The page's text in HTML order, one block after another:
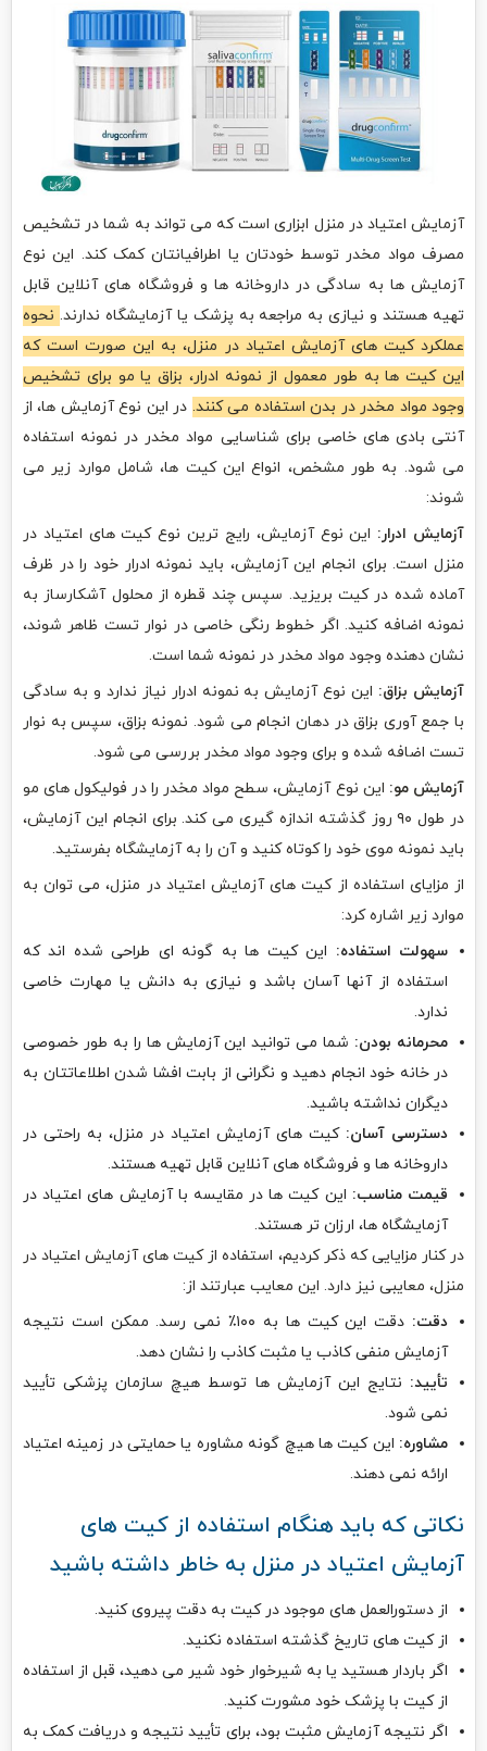
آزمایش اعتیاد در منزل ابزاری است که می تواند به شما در تشخیص
مصرف مواد مخدر توسط خودتان یا اطرافیانتان کمک کند. این نوع
آزمایش ها به سادگی در داروخانه ها و فروشگاه های آنلاین قابل
تهیه هستند و نیازی به مراجعه به پزشک یا آزمایشگاه ندارند. نحوه
عملکرد کیت های آزمایش اعتیاد در منزل، به این صورت است که
این کیت ها به طور معمول از نمونه ادرار، بزاق یا مو برای تشخیص
وجود مواد مخدر در بدن استفاده می کنند. در این نوع آزمایش ها، از
آنتی بادی های خاصی برای شناسایی مواد مخدر در نمونه استفاده
می شود. به طور مشخص، انواع این کیت ها، شامل موارد زیر می
شوند:
آزمایش ادرار: این نوع آزمایش، رایج ترین نوع کیت های اعتیاد در
منزل است. برای انجام این آزمایش، باید نمونه ادرار خود را در ظرف
آماده شده در کیت بریزید. سپس چند قطره از محلول آشکارساز به
نمونه اضافه کنید. اگر خطوط رنگی خاصی در نوار تست ظاهر شوند،
نشان دهنده وجود مواد مخدر در نمونه شما است.
آزمایش بزاق: این نوع آزمایش به نمونه ادرار نیاز ندارد و به سادگی
با جمع آوری بزاق در دهان انجام می شود. نمونه بزاق، سپس به نوار
تست اضافه شده و برای وجود مواد مخدر بررسی می شود.
آزمایش مو: این نوع آزمایش، سطح مواد مخدر را در فولیکول های مو
در طول ۹۰ روز گذشته اندازه گیری می کند. برای انجام این آزمایش،
باید نمونه موی خود را کوتاه کنید و آن را به آزمایشگاه بفرستید.
از مزایای استفاده از کیت های آزمایش اعتیاد در منزل، می توان به
موارد زیر اشاره کرد:
سهولت استفاده: این کیت ها به گونه ای طراحی شده اند که
استفاده از آنها آسان باشد و نیازی به دانش یا مهارت خاصی
ندارد.
محرمانه بودن: شما می توانید این آزمایش ها را به طور خصوصی
در خانه خود انجام دهید و نگرانی از بابت افشا شدن اطلاعاتتان به
دیگران نداشته باشید.
دسترسی آسان: کیت های آزمایش اعتیاد در منزل، به راحتی در
داروخانه ها و فروشگاه های آنلاین قابل تهیه هستند.
قیمت مناسب: این کیت ها در مقایسه با آزمایش های اعتیاد در
آزمایشگاه ها، ارزان تر هستند.
در کنار مزایایی که ذکر کردیم، استفاده از کیت های آزمایش اعتیاد در
منزل، معایبی نیز دارد. این معایب عبارتند از:
دقت:
دقت این کیت ها به ۱۰۰٪ نمی رسد. ممکن است نتیجه
آزمایش منفی کاذب یا مثبت کاذب را نشان دهد.
تأیید: نتایج این آزمایش ها توسط هیچ سازمان پزشکی تأیید
نمی شود.
مشاوره: این کیت ها هیچ گونه مشاوره یا حمایتی در زمینه اعتیاد
ارائه نمی دهند.
نکاتی که باید هنگام استفاده از کیت های
آزمایش اعتیاد در منزل به خاطر داشته باشید
از دستورالعمل های موجود در کیت به دقت پیروی کنید.
از کیت های تاریخ گذشته استفاده نکنید.
اگر باردار هستید یا به شیرخوار خود شیر می دهید، قبل از استفاده
از کیت با پزشک خود مشورت کنید.
اگر نتیجه آزمایش مثبت بود، برای تأیید نتیجه و دریافت کمک به